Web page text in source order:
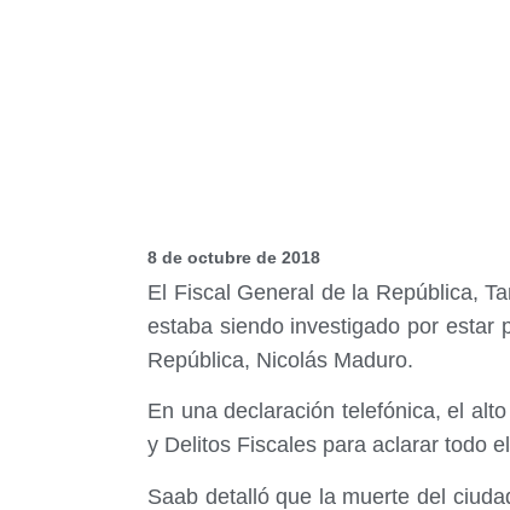
8 de octubre de 2018
El Fiscal General de la República,
estaba siendo investigado por estar
República, Nicolás Maduro.
En una declaración telefónica, el
y Delitos Fiscales para aclarar todo
Saab detalló que la muerte del